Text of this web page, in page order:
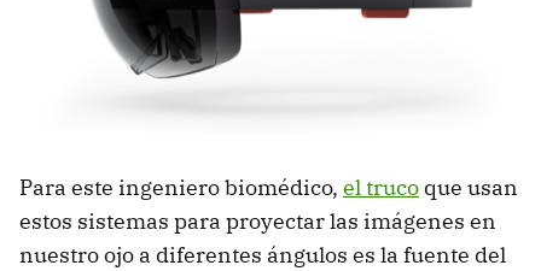
Para este ingeniero biomédico, el truco que usan
estos sistemas para proyectar las imágenes en
nuestro ojo a diferentes ángulos es la fuente del